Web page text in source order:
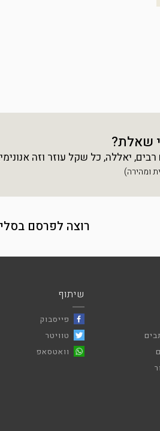
שאלת?
יאללה, כל שקל עוזר וזה
רוצה לפרסם
שיתוף
פייסבוק
טוויטר
וואטסאפ